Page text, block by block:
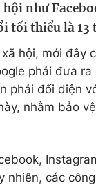
trực tuyến
như
tối thiểu là 13
hội, mới đây
phải đưa
phải đối diện
nhằm bảo
các